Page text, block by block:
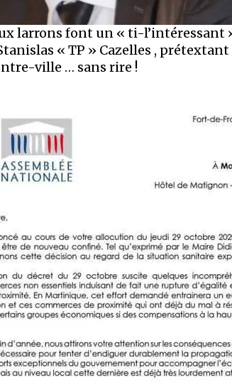
larrons font un « ti-l’intéressant
« TP » Cazelles ,
ville … sans rire !